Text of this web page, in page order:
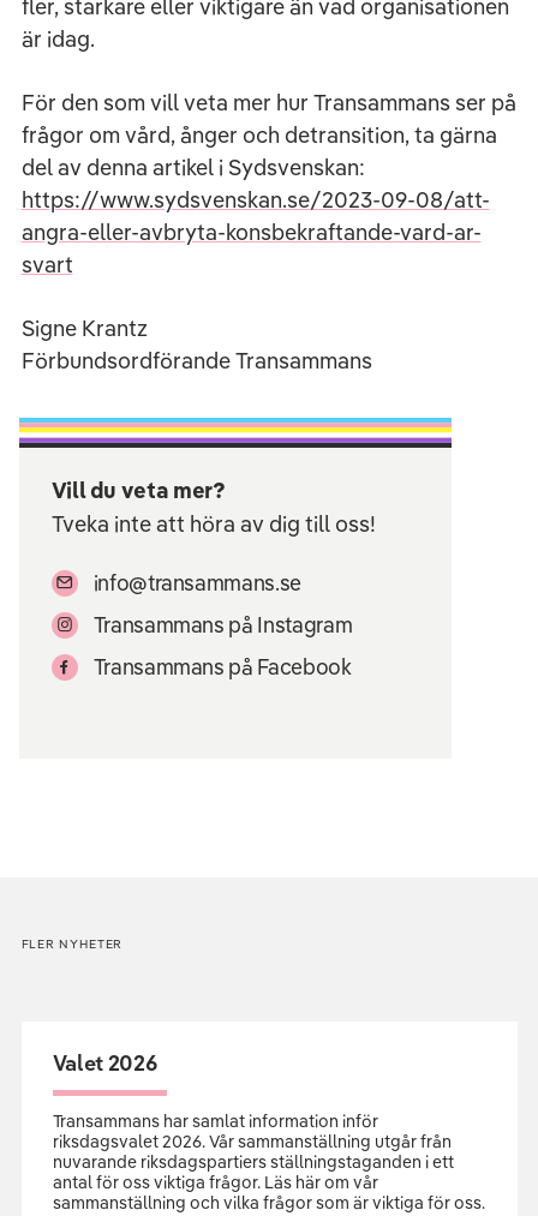
fler, starkare eller viktigare än vad organisationen
är idag.
För den som vill veta mer hur Transammans ser på
frågor om vård, ånger och detransition, ta gärna
del av denna artikel i Sydsvenskan:
https://www.sydsvenskan.se/2023-09-08/att-
angra-eller-avbryta-konsbekraftande-vard-ar-
svart
Signe Krantz
Förbundsordförande Transammans
Vill du veta mer?
Tveka inte att höra av dig till oss!
info@transammans.se
Transammans på Instagram
Transammans på Facebook
FLER NYHETER
Valet 2026
Transammans har samlat information inför
riksdagsvalet 2026. Vår sammanställning utgår från
nuvarande riksdagspartiers ställningstaganden i ett
antal för oss viktiga frågor. Läs här om vår
sammanställning och vilka frågor som är viktiga för oss.